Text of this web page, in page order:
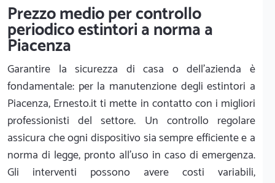
Prezzo medio per controllo
periodico estintori a norma a
Piacenza
Garantire la sicurezza di casa o dell'azienda è
fondamentale: per la manutenzione degli estintori a
Piacenza, Ernesto.it ti mette in contatto con i migliori
professionisti del settore. Un controllo regolare
assicura che ogni dispositivo sia sempre efficiente e a
norma di legge, pronto all'uso in caso di emergenza.
Gli interventi possono avere costi variabili,